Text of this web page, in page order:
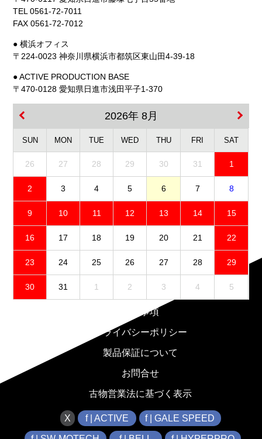
TEL 0561-72-7011
FAX 0561-72-7012
● 横浜オフィス
〒224-0023 神奈川県横浜市都筑区東山田4-39-18
● ACTIVE PRODUCTION BASE
〒470-0128 愛知県日進市浅田平子1-370
2026年 8月
SUN MON TUE WED THU FRI SAT
26 27 28 29 30 31 1
2 3 4 5 6 7 8
9 10 11 12 13 14 15
16 17 18 19 20 21 22
23 24 25 26 27 28 29
30 31 1 2 3 4 5
免責事項
プライバシーポリシー
製品保証について
お問合せ
古物営業法に基づく表示
X f | ACTIVE f | GALE SPEED